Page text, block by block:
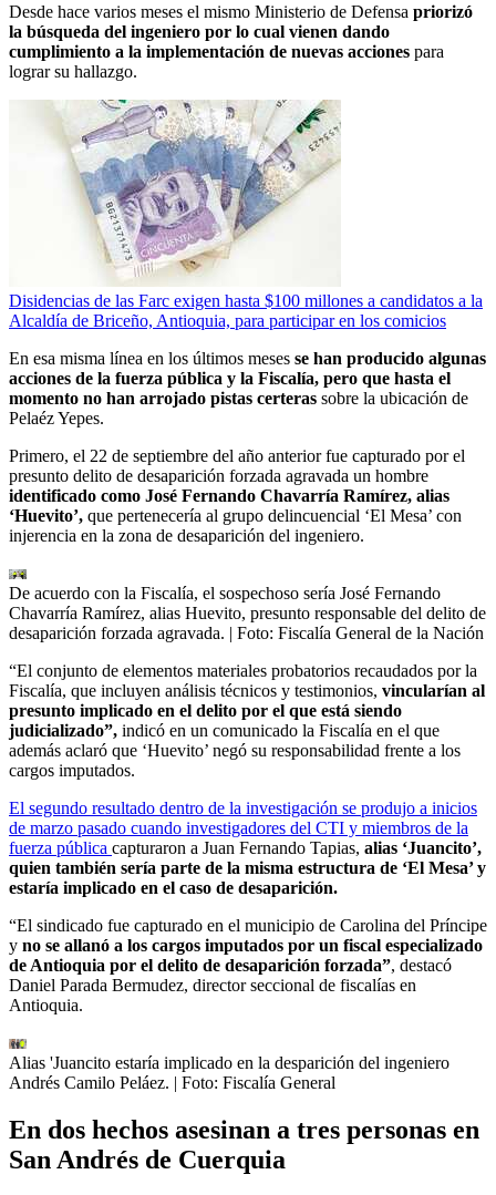
Desde hace varios meses el mismo Ministerio de Defensa priorizó
la búsqueda del ingeniero por lo cual vienen dando
cumplimiento a la implementación de nuevas acciones para
lograr su hallazgo.
Disidencias de las Farc exigen hasta $100 millones a candidatos a la
Alcaldía de Briceño, Antioquia, para participar en los comicios
En esa misma línea en los últimos meses se han producido algunas
acciones de la fuerza pública y la Fiscalía, pero que hasta el
momento no han arrojado pistas certeras sobre la ubicación de
Pelaéz Yepes.
Primero, el 22 de septiembre del año anterior fue capturado por el
presunto delito de desaparición forzada agravada un hombre
identificado como José Fernando Chavarría Ramírez, alias
‘Huevito’, que pertenecería al grupo delincuencial ‘El Mesa’ con
injerencia en la zona de desaparición del ingeniero.
De acuerdo con la Fiscalía, el sospechoso sería José Fernando
Chavarría Ramírez, alias Huevito, presunto responsable del delito de
desaparición forzada agravada. | Foto: Fiscalía General de la Nación
“El conjunto de elementos materiales probatorios recaudados por la
Fiscalía, que incluyen análisis técnicos y testimonios, vincularían al
presunto implicado en el delito por el que está siendo
judicializado”, indicó en un comunicado la Fiscalía en el que
además aclaró que ‘Huevito’ negó su responsabilidad frente a los
cargos imputados.
El segundo resultado dentro de la investigación se produjo a inicios
de marzo pasado cuando investigadores del CTI y miembros de la
fuerza pública capturaron a Juan Fernando Tapias, alias ‘Juancito’,
quien también sería parte de la misma estructura de ‘El Mesa’ y
estaría implicado en el caso de desaparición.
“El sindicado fue capturado en el municipio de Carolina del Príncipe
y no se allanó a los cargos imputados por un fiscal especializado
de Antioquia por el delito de desaparición forzada”, destacó
Daniel Parada Bermudez, director seccional de fiscalías en
Antioquia.
Alias 'Juancito estaría implicado en la desparición del ingeniero
Andrés Camilo Peláez. | Foto: Fiscalía General
En dos hechos asesinan a tres personas en
San Andrés de Cuerquia